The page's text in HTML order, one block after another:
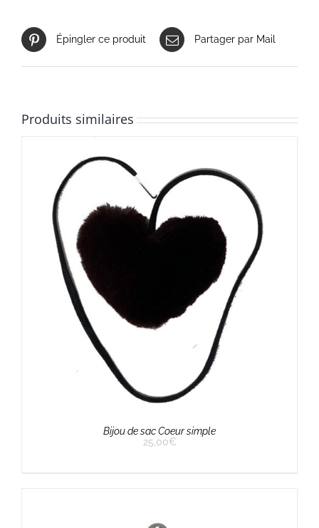
Épingler ce produit Partager par Mail
Produits similaires
Bijou de sac Coeur simple
25,00€